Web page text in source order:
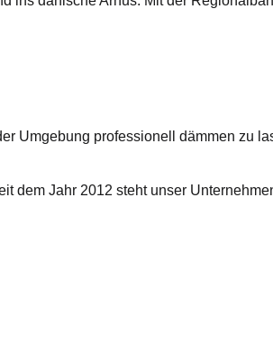
Umgebung professionell dämmen zu
dem Jahr 2012 steht unser